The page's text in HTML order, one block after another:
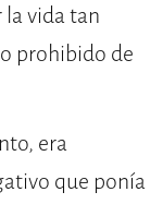
vida tan
prohibido de
era
que ponía